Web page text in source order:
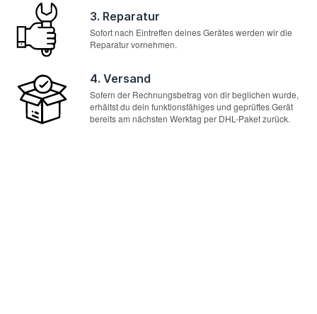
3. Reparatur
Sofort nach Eintreffen deines Gerätes werden wir die
Reparatur vornehmen.
4. Versand
Sofern der Rechnungsbetrag von dir beglichen wurde,
erhältst du dein funktionsfähiges und geprüftes Gerät
bereits am nächsten Werktag per DHL-Paket zurück.